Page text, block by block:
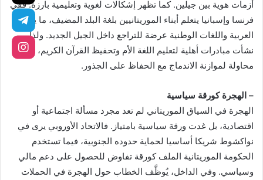
أزمات هوية بين جيلين. كما تظهر إشكالات لغوية وتعليمية بارزة: ففي
فرنسا وإسبانيا يتعلم أبناء الموريتانيين بلغة البلد المضيف، ما يجعل
العربية واللغات الوطنية عرضة للتراجع داخل الجيل الجديد. ولذا
نشأت مبادرات أهلية لتعليم اللغة الأم وتحفيظ القرآن الكريم، في
محاولة لموازنة الاندماج مع الحفاظ على الجذور.
– الهجرة كورقة سياسية
الهجرة في السياق الموريتاني لم تعد مجرد مسألة اجتماعية أو
اقتصادية، بل غدت ورقة سياسية بامتياز. فالاتحاد الأوروبي يرى في
نواكشوط شريكا أساسيا لحماية حدوده الجنوبية، فيما تستخدم
الحكومة الموريتانية الملف كورقة تفاوض للحصول على دعم مالي
وسياسي. وفي الداخل، يُوظَّف الخطاب حول الهجرة في الحملات